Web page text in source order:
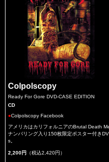
Colpolscopy
Ready For Gore DVD-CASE EDITION
CD
●Colpolscopy Facebook
アメリカはカリフォルニアのBrutal Death
ナンバリング入り150枚限定ポスター付き
s。
2,200円 （税込2,420円）